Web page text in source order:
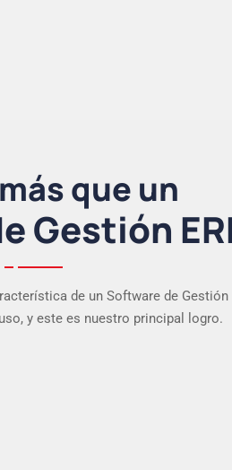
que un
Gestión
de un Software de Gestión
y este es nuestro principal logro.